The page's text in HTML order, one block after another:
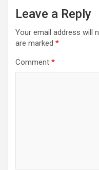
Leave a Reply
Your email address will
are marked *
Comment *